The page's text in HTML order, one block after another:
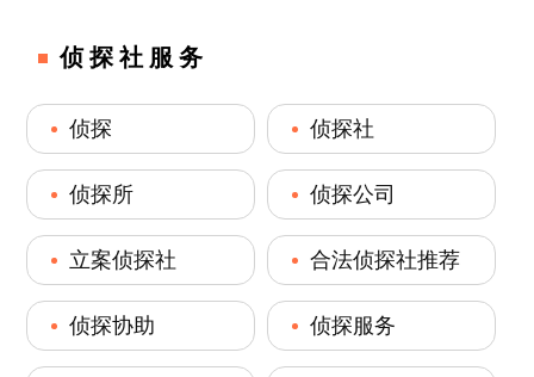
侦探社服务
侦探 侦探社
侦探所 侦探公司
立案侦探社 合法侦探社推荐
侦探协助 侦探服务